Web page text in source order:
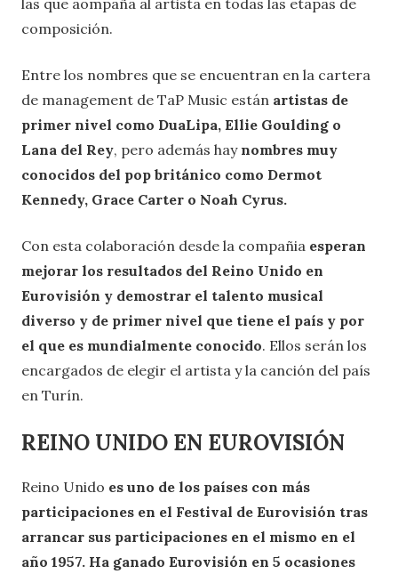
composición.
Entre los nombres que se encuentran en la cartera
de management de TaP Music están artistas de
primer nivel como DuaLipa, Ellie Goulding o
Lana del Rey, pero además hay nombres muy
conocidos del pop británico como Dermot
Kennedy, Grace Carter o Noah Cyrus.
Con esta colaboración desde la compañia esperan
mejorar los resultados del Reino Unido en
Eurovisión y demostrar el talento musical
diverso y de primer nivel que tiene el país y por
el que es mundialmente conocido. Ellos serán los
encargados de elegir el artista y la canción del país
en Turín.
REINO UNIDO EN EUROVISIÓN
Reino Unido es uno de los países con más
participaciones en el Festival de Eurovisión tras
arrancar sus participaciones en el mismo en el
año 1957. Ha ganado Eurovisión en 5 ocasiones